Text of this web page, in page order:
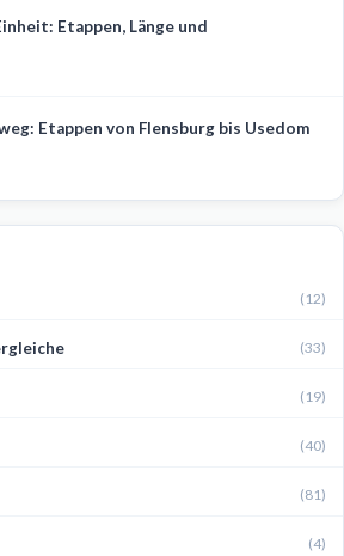
Etappen, Länge und
Etappen von Flensburg bis Usedom
(12)
(33)
(19)
(40)
(81)
(4)